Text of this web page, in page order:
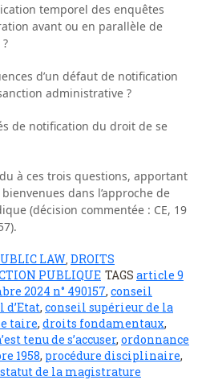
temporel des enquêtes
avant ou en parallèle de
d’un défaut de notification
administrative ?
de notification du droit de se
à ces trois questions, apportant
dans l’approche de
(décision commentée : CE, 19
LAW DROITS
PUBLIQUE TAGS article 9
2024 n° 490157, conseil
d’Etat, conseil supérieur de la
taire, droits fondamentaux,
tenu de s’accuser, ordonnance
1958, procédure disciplinaire,
statut de la magistrature